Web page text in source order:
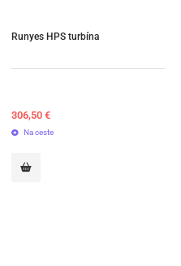
Runyes HPS turbína
306,50 €
Na ceste